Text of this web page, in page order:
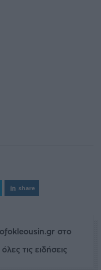
share
στο
τις ειδήσεις